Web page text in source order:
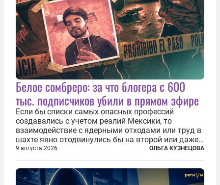
Белое сомбреро: за что блогера с 600
тыс. подписчиков убили в прямом эфире
Если бы списки самых опасных профессий
создавались с учетом реалий Мексики, то
взаимодействие с ядерными отходами или труд в
шахте явно отодвинулись бы на второй или даже
третий план. А вот блогерам, журналистам и
музыкантам пришлось бы выйти вперед. В
Кульякане, столице штата Синалоа, прямо во...
9 августа 2026 ОЛЬГА КУЗНЕЦОВА